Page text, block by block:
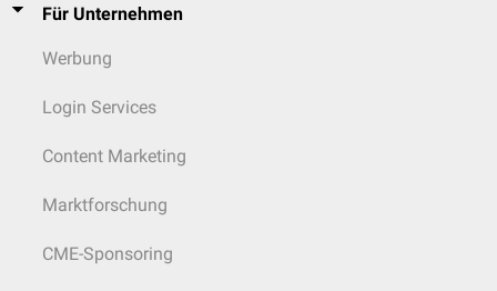
Für Unternehmen
Werbung
Login Services
Content Marketing
Marktforschung
CME-Sponsoring